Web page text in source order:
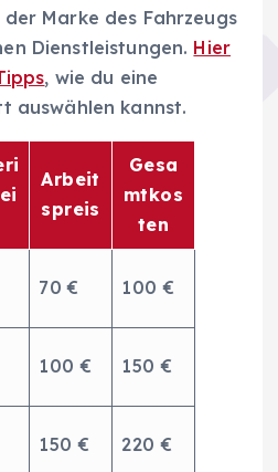
Marke des Fahrzeugs
Dienstleistungen. Hier
, wie du eine
auswählen kannst.
Arbeit
spreis
Gesa
mtkos
ten
70 € 100 €
100 € 150 €
150 € 220 €